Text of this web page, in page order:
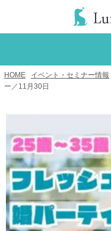
HOME イベント・セミナー情報
ー／11月30日